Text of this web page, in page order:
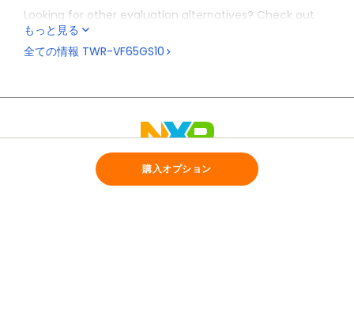
Looking for other evaluation alternatives? Check out
the TWR-VF65GS10
feature Arm DS-5 Starter Kit for VFxxx Controller Tower
もっと見る
全ての情報 TWR-VF65GS10
購入オプション
NXPについて 採用情報
投資家向け情報